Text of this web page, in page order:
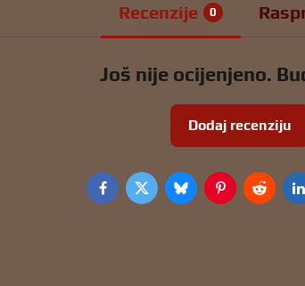
Recenzije 0
Još nije ocijenjeno.
Dodaj recenziju
FacebookTwitterBlueskyPinterestReddit